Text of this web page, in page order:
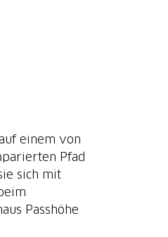
einem von
Pfad
sich mit
Passhöhe